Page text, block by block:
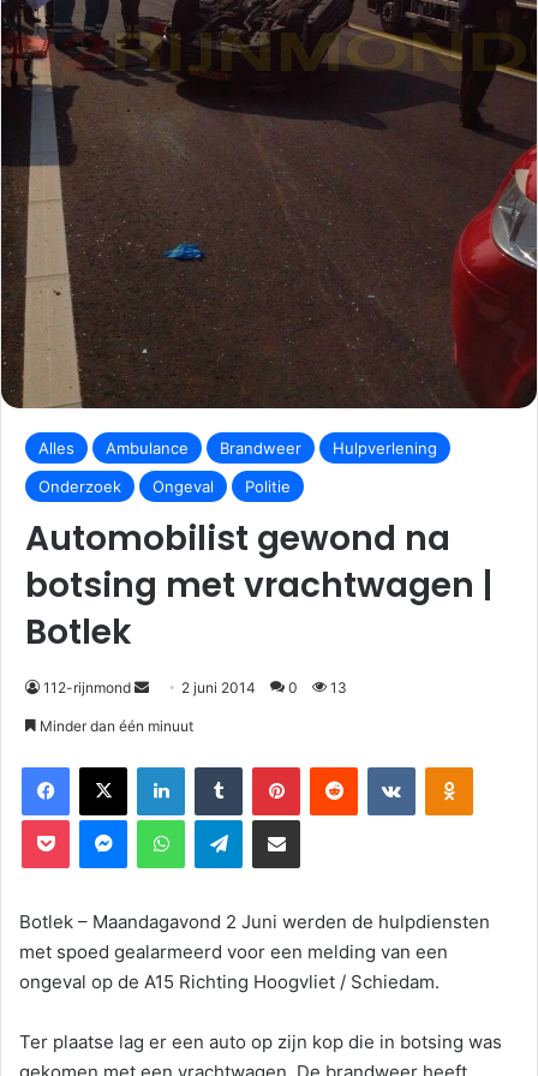
Alles Ambulance Brandweer
Hulpverlening
Onderzoek
Ongeval Politie
Automobilist gewond na
botsing met vrachtwagen |
Botlek
112-rijnmond 2 juni 2014 0 13
Minder dan één minuut
Facebook X LinkedIn Tumblr Pinterest Reddit VKontakte Odnoklassniki
Pocket Messenger WhatsApp Telegram Deel via E-mail
Botlek – Maandagavond 2 Juni werden de hulpdiensten
met spoed gealarmeerd voor een melding van een
ongeval op de A15 Richting Hoogvliet / Schiedam.
Ter plaatse lag er een auto op zijn kop die in botsing was
gekomen met een vrachtwagen. De brandweer heeft